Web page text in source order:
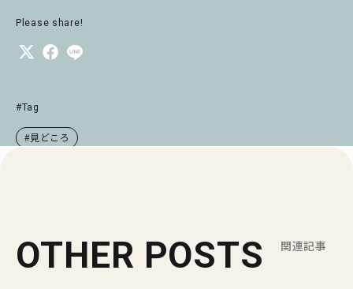
Please share!
#Tag
#見どころ
OTHER POSTS 関連記事